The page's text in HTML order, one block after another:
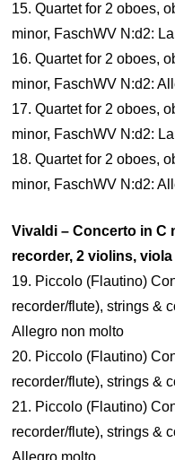
15. Quartet for 2 oboes,
minor, FaschWV N:d2:
16. Quartet for 2 oboes,
minor, FaschWV N:d2:
17. Quartet for 2 oboes,
minor, FaschWV N:d2:
18. Quartet for 2 oboes,
minor, FaschWV N:d2:
Vivaldi – Concerto in C
recorder, 2 violins, viola
19. Piccolo (Flautino)
recorder/flute), strings &
Allegro non molto
20. Piccolo (Flautino)
recorder/flute), strings &
21. Piccolo (Flautino)
recorder/flute), strings &